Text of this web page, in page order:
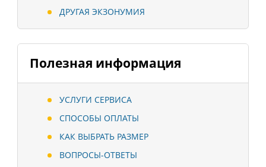
ДРУГАЯ ЭКЗОНУМИЯ
Полезная информация
УСЛУГИ СЕРВИСА
СПОСОБЫ ОПЛАТЫ
КАК ВЫБРАТЬ РАЗМЕР
ВОПРОСЫ-ОТВЕТЫ